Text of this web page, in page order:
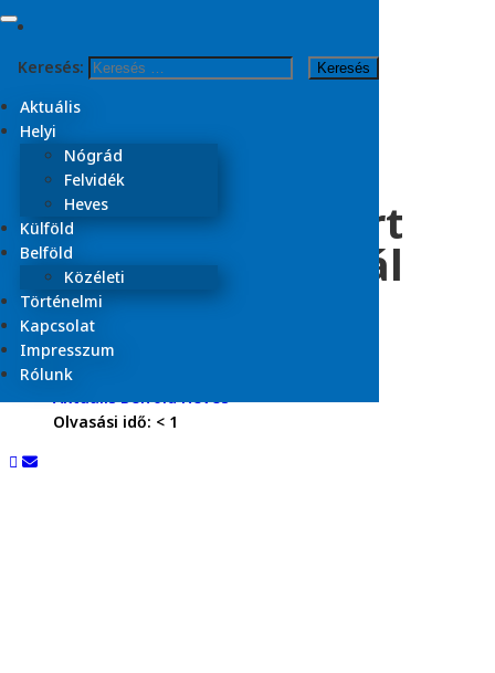
Skip to content
Keresés:
Aktuális
Helyi
Nógrád
Felvidék
Heves
Külföld
Belföld
Közéleti
Történelmi
Kapcsolat
Impresszum
Rólunk
Kezdőlap
2026
július
Pusztító tűz söpört
végig a Tisza-tónál
szerdán
2026.07.03.
Aktuális Belföld Heves
Olvasási idő: < 1